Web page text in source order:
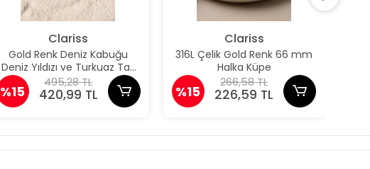
Clariss
Gold Renk Deniz Kabuğu
Deniz Yıldızı ve Turkuaz Taş
Detaylı Küpe
%15
495,28 TL
420,99 TL
Clariss
316L Çelik Gold Renk 66 mm
Halka Küpe
%15
266,58 TL
226,59 TL